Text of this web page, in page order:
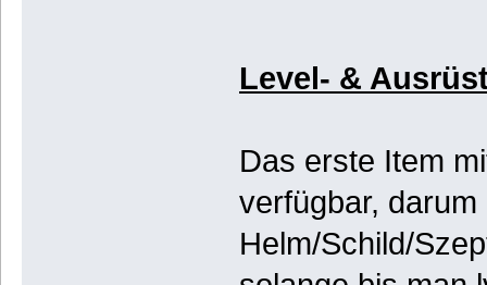
Level- &
Das erste Item
verfügbar,
Helm/Schild/